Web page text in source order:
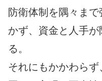
防衛体制を隅々ま
かず、資金と人手
る。
それにもかかわら